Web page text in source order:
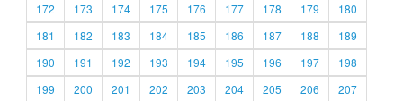
172
173 174 175 176 177 178 179
180
181
182 183 184 185 186 187 188
189
190
191 192 193 194 195 196 197
198
199
200 201 202 203 204 205 206
207